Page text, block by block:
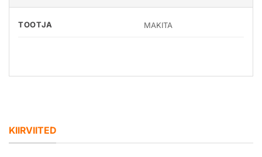
TOOTJA MAKITA
KIIRVIITED